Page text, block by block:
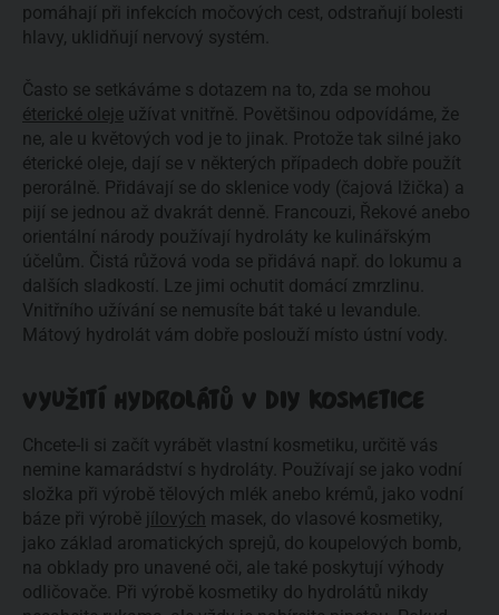
pomáhají při infekcích močových cest, odstraňují bolesti
hlavy, uklidňují nervový systém.
Často se setkáváme s dotazem na to, zda se mohou
éterické oleje užívat vnitřně. Povětšinou odpovídáme, že
ne, ale u květových vod je to jinak. Protože tak silné jako
éterické oleje, dají se v některých případech dobře použít
perorálně. Přidávají se do sklenice vody (čajová lžička) a
pijí se jednou až dvakrát denně. Francouzi, Řekové anebo
orientální národy používají hydroláty ke kulinářským
účelům. Čistá růžová voda se přidává např. do lokumu a
dalších sladkostí. Lze jimi ochutit domácí zmrzlinu.
Vnitřního užívání se nemusíte bát také u levandule.
Mátový hydrolát vám dobře poslouží místo ústní vody.
VYUŽITÍ HYDROLÁTŮ V DIY KOSMETICE
Chcete-li si začít vyrábět vlastní kosmetiku, určitě vás
nemine kamarádství s hydroláty. Používají se jako vodní
složka při výrobě tělových mlék anebo krémů, jako vodní
báze při výrobě jílových masek, do vlasové kosmetiky,
jako základ aromatických sprejů, do koupelových bomb,
na obklady pro unavené oči, ale také poskytují výhody
odličovače. Při výrobě kosmetiky do hydrolátů nikdy